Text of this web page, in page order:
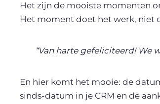
Het zijn de mooiste momenten
Het moment doet het werk, niet
“Van harte gefeliciteerd! We
En hier komt het mooie: de
sinds-datum in je CRM en de